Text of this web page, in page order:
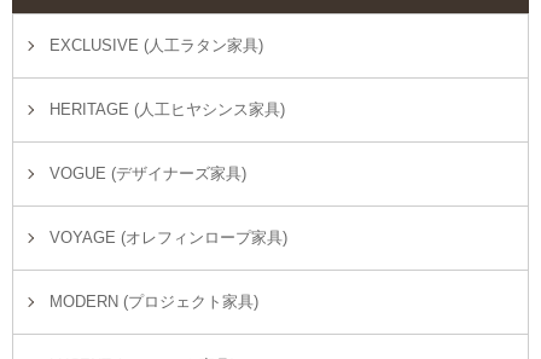
EXCLUSIVE (人工ラタン家具)
HERITAGE (人工ヒヤシンス家具)
VOGUE (デザイナーズ家具)
VOYAGE (オレフィンロープ家具)
MODERN (プロジェクト家具)